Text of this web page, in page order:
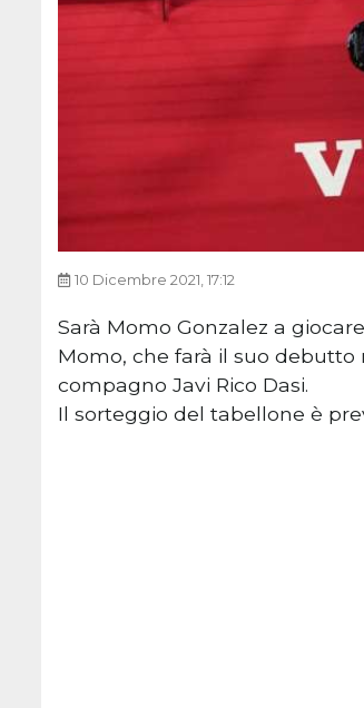
10 Dicembre 2021, 17:12
Sarà Momo Gonzalez a
Momo, che farà il suo
compagno Javi Rico Dasi.
Il sorteggio del tabellone è